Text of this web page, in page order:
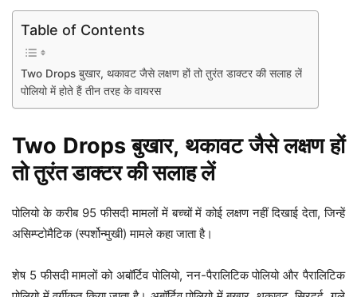
Table of Contents
Two Drops बुखार, थकावट जैसे लक्षण हों तो तुरंत डाक्टर की सलाह लें
पोलियो में होते हैं तीन तरह के वायरस
Two Drops बुखार, थकावट जैसे लक्षण हों
तो तुरंत डाक्टर की सलाह लें
पोलियो के करीब 95 फीसदी मामलों में बच्चों में कोई लक्षण नहीं दिखाई देता, जिन्हें
असिम्प्टोमैटिक (स्पर्शोन्मुखी) मामले कहा जाता है।
शेष 5 फीसदी मामलों को अबॉर्टिव पोलियो, नन-पैरालिटिक पोलियो और पैरालिटिक